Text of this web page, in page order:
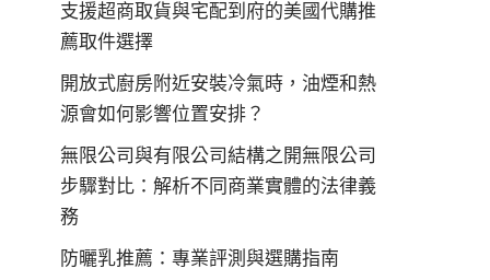
支援超商取貨與宅配到府的美國代購推
薦取件選擇
開放式廚房附近安裝冷氣時，油煙和熱
源會如何影響位置安排？
無限公司與有限公司結構之開無限公司
步驟對比：解析不同商業實體的法律義
務
防曬乳推薦：專業評測與選購指南